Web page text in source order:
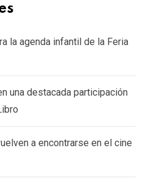
la agenda infantil de la Feria
una destacada participación
a encontrarse en el cine